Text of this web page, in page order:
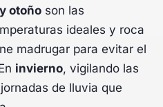
otoño son las
ideales y roca
madrugar para evitar el
invierno, vigilando las
de lluvia que